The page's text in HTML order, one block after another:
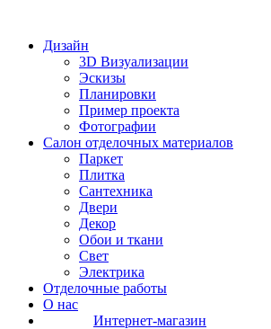
Дизайн
3D Визуализации
Эскизы
Планировки
Пример проекта
Фотографии
Салон отделочных материалов
Паркет
Плитка
Сантехника
Двери
Декор
Обои и ткани
Свет
Электрика
Отделочные работы
О нас
Интернет-магазин